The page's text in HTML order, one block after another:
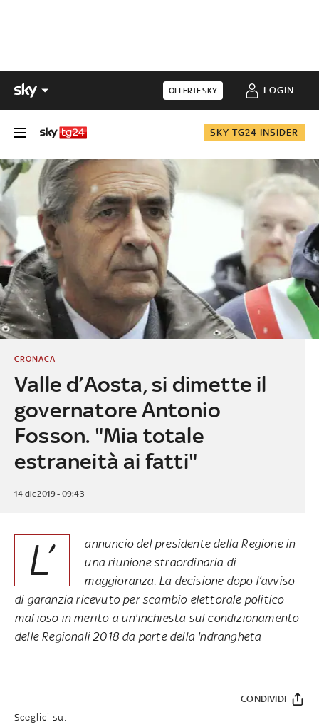
OFFERTE SKY LOGIN
SKY TG24 INSIDER
Valle d’Aosta, si dimette il
governatore Antonio
Fosson. "Mia totale
estraneità ai fatti"
CRONACA
14 dic 2019 - 09:43
L’
annuncio del presidente della Regione in
una riunione straordinaria di
maggioranza. La decisione dopo l’avviso
di garanziaricevuto per scambio elettorale politico
mafioso in merito a un'inchiesta sul condizionamento
delle Regionali 2018 da parte della 'ndrangheta
Sceglici su:
CONDIVIDI